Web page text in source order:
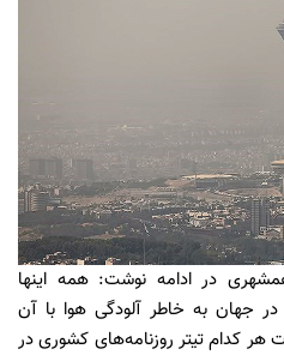
در ادامه نوشت: همه اینها
جهان به خاطر آلودگی هوا با آن
هر کدام تیتر روزنامه‌های کشوری در